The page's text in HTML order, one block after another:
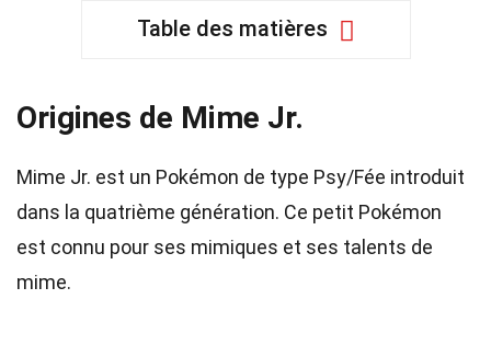
Table des matières
Origines de Mime Jr.
Mime Jr. est un Pokémon de type Psy/Fée introduit
dans la quatrième génération. Ce petit Pokémon
est connu pour ses mimiques et ses talents de
mime.